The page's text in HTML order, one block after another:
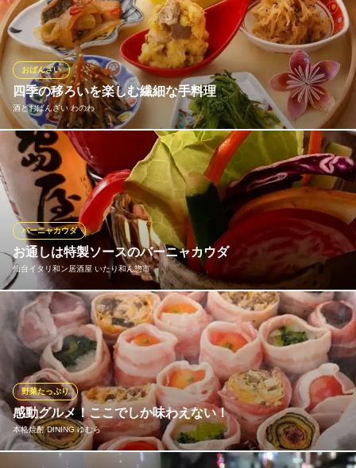
使用した、プラントベースのヴィーガンカレーです。スパイスの
香りと野菜本来の甘み・旨みが調和し、動物性食材を使用してい
ないとは思えない満足感のある一皿に仕上げました。ヘルシーで
ありながらコク深い味わいです。
Keyaki no Mori CAFE＆ARTS（けやきのもり）
憩いのイタリアンカフェ
仙台市営地下鉄南北線旭ヶ丘駅 徒歩2分
宮城県仙台市青葉区旭ケ丘3-27-5 日立システムズホール仙台1F
四季の移ろいを楽しむ繊細な手料理
酒とおばんざい わのわ
おばんざい
旬の食材と匠の技が織り成す、当店自慢の「おばんざい」。地元
宮城の野菜を極力使い、毎朝お店で丁寧に引いた昆布と鰹節の合
わせ出汁をふんだんに使用した優しい味わいが魅力です。定番の
きんぴらごぼうや季節野菜のお浸しはもちろん、トロッと柔らか
い茄子に出汁がしっかりと染み込んだ「茄子の揚げ浸し」も一押
し。
酒とおばんざい わのわ
東北の地酒と旬味の逸品
仙台市営地下鉄南北線勾当台公園駅北1番出口 徒歩5分
宮城県仙台市青葉区国分町3-4-21 1F
お通しは特製ソースのバーニャカウダ
仙台イタリ和ン居酒屋 いたり和ん惣市
バーニャカウダ
オープン当初から変わらない味♪いたり和ん惣市のバーニャカウダ
★旬な色とりどりの野菜に仙台味噌とチーズを使用した特製ソー
スをつけてお召し上がり頂きます♪一般的なアンチョビと生クリー
ムなどを使用したソースとは一味違う、こだわりの一品。最初の
一品だからこそ。『いたり和ん惣市』はお通しにも全力投球で
す。
仙台イタリ和ン居酒屋 いたり和ん惣市
仙台イタリ和ン居酒屋
感動グルメ！ここでしか味わえない！
本格焼酎 DINING ゆむら
野菜たっぷり